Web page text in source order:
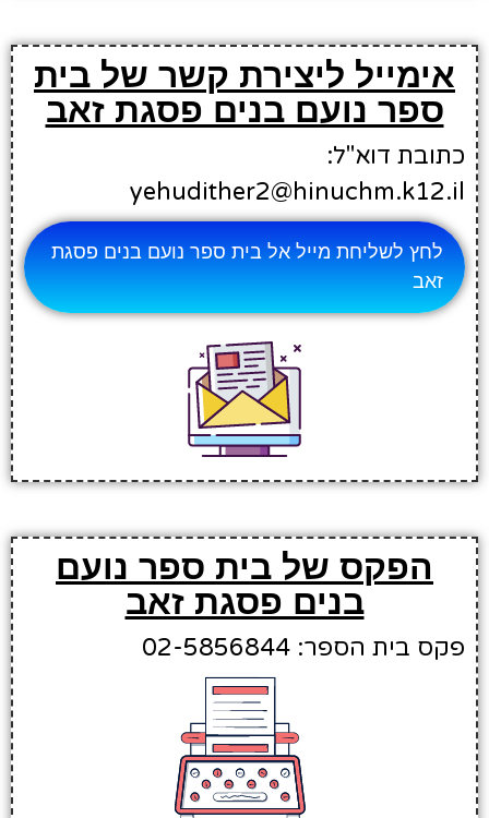
אימייל ליצירת קשר של בית
ספר נועם בנים פסגת זאב
כתובת דוא"ל:
yehudither2@hinuchm.k12.il
לחץ לשליחת מייל אל בית ספר נועם בנים פסגת
זאב
הפקס של בית ספר נועם
בנים פסגת זאב
פקס בית הספר: 02-5856844